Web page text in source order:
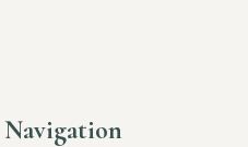
Navigation